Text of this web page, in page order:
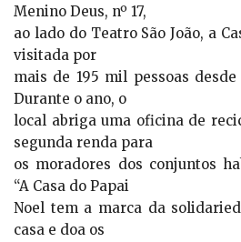
Menino Deus, nº 17,
ao lado do Teatro São João, a
visitada por
mais de 195 mil pessoas
Durante o ano, o
local abriga uma oficina de
segunda renda para
os moradores dos conjuntos
“A Casa do Papai
Noel tem a marca da
casa e doa os